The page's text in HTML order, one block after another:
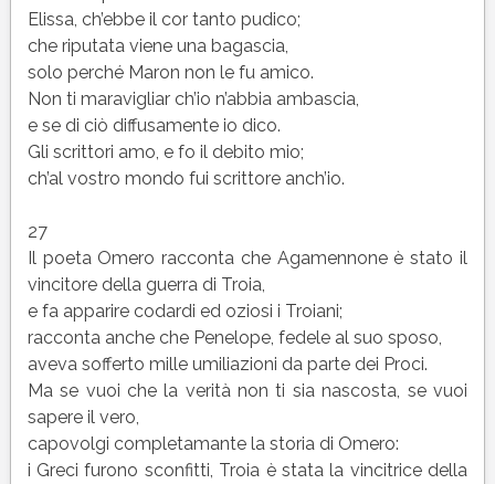
Elissa, ch’ebbe il cor tanto pudico;
che riputata viene una bagascia,
solo perché Maron non le fu amico.
Non ti maravigliar ch’io n’abbia ambascia,
e se di ciò diffusamente io dico.
Gli scrittori amo, e fo il debito mio;
ch’al vostro mondo fui scrittore anch’io.
27
Il poeta Omero racconta che Agamennone è stato il
vincitore della guerra di Troia,
e fa apparire codardi ed oziosi i Troiani;
racconta anche che Penelope, fedele al suo sposo,
aveva sofferto mille umiliazioni da parte dei Proci.
Ma se vuoi che la verità non ti sia nascosta, se vuoi
sapere il vero,
capovolgi completamante la storia di Omero:
i Greci furono sconfitti, Troia è stata la vincitrice della